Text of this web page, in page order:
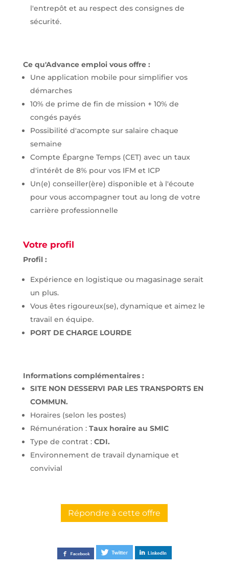
l'entrepôt et au respect des consignes de
sécurité.
Ce qu'Advance emploi vous offre :
Une application mobile pour simplifier vos
démarches
10% de prime de fin de mission + 10% de
congés payés
Possibilité d'acompte sur salaire chaque
semaine
Compte Épargne Temps (CET) avec un taux
d'intérêt de 8% pour vos IFM et ICP
Un(e) conseiller(ère) disponible et à l'écoute
pour vous accompagner tout au long de votre
carrière professionnelle
Votre profil
Profil :
Expérience en logistique ou magasinage serait
un plus.
Vous êtes rigoureux(se), dynamique et aimez le
travail en équipe.
PORT DE CHARGE LOURDE
Informations complémentaires :
SITE NON DESSERVI PAR LES TRANSPORTS EN
COMMUN.
Horaires (selon les postes)
Rémunération : Taux horaire au SMIC
Type de contrat : CDI.
Environnement de travail dynamique et
convivial
Répondre à cette offre